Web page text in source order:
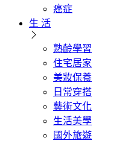
癌症
生 活
熟齡學習
住宅居家
美妝保養
日常穿搭
藝術文化
生活美學
國外旅遊